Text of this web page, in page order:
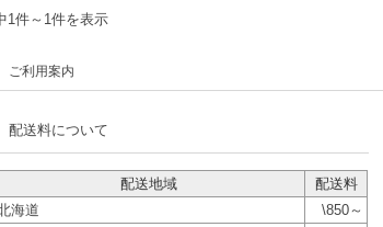
1件～1件を表示
ご利用案内
配送料について
配送地域
配送料
海道
\850～